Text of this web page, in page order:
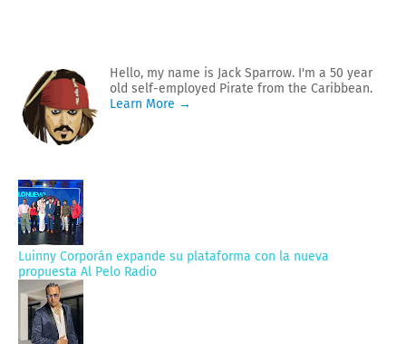
Hello, my name is Jack Sparrow. I'm a 50 year
old self-employed Pirate from the Caribbean.
Learn More →
Luinny Corporán expande su plataforma con la nueva
propuesta Al Pelo Radio